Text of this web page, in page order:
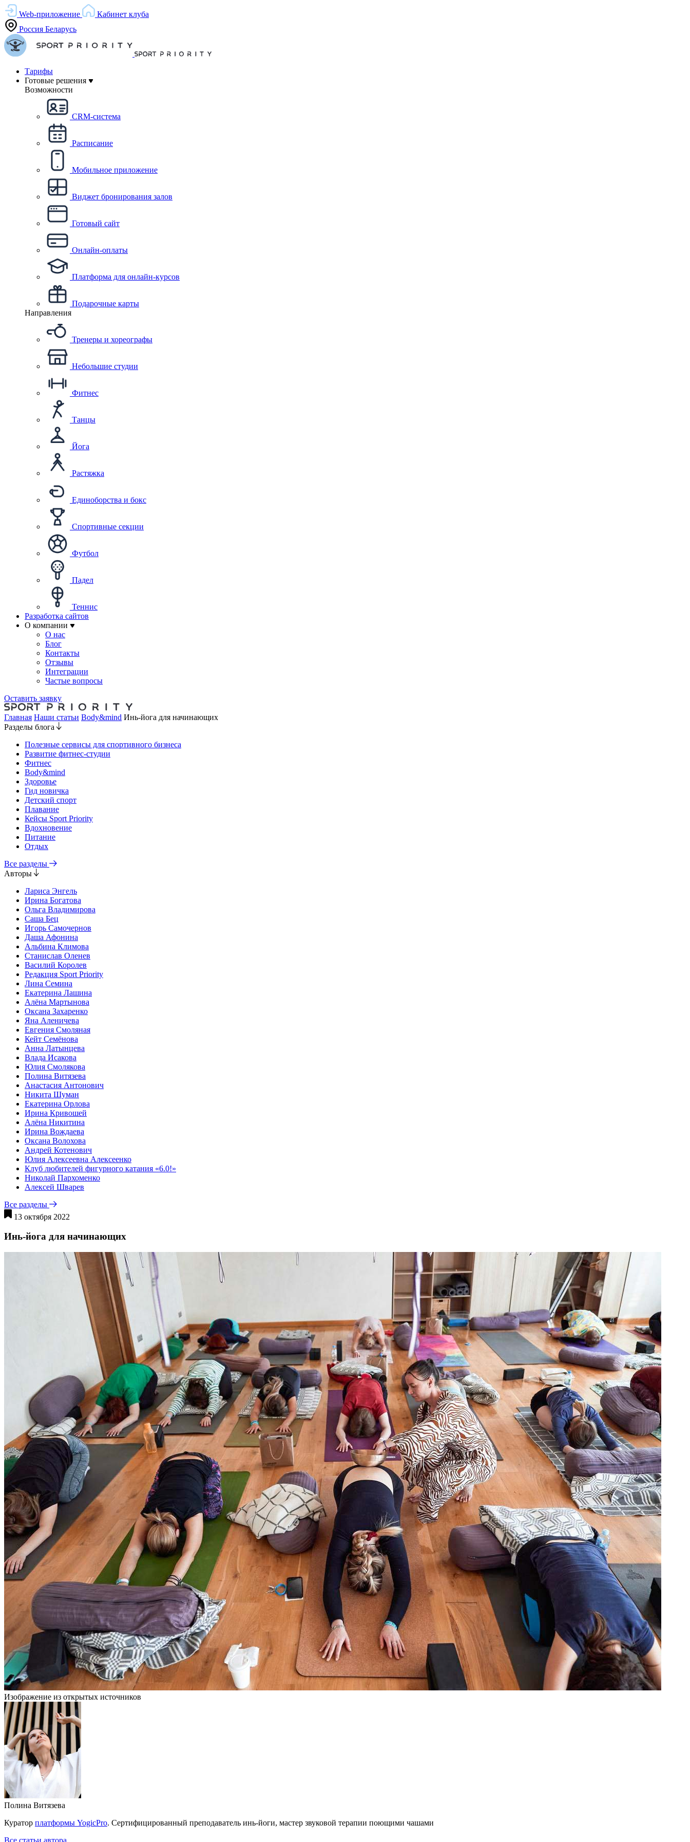
Web-приложение
Кабинет клуба
Россия Беларусь
Тарифы
Готовые решения
Возможности
CRM-система
Расписание
Мобильное приложение
Виджет бронирования залов
Готовый сайт
Онлайн-оплаты
Платформа для онлайн-курсов
Подарочные карты
Направления
Тренеры и хореографы
Небольшие студии
Фитнес
Танцы
Йога
Растяжка
Единоборства и бокс
Спортивные секции
Футбол
Падел
Теннис
Разработка сайтов
О компании
О нас
Блог
Контакты
Отзывы
Интеграции
Частые вопросы
Оставить заявку
Главная Наши статьи Body&mind Инь-йога для начинающих
Разделы блога
Полезные сервисы для спортивного бизнеса
Развитие фитнес-студии
Фитнес
Body&mind
Здоровье
Гид новичка
Детский спорт
Плавание
Кейсы Sport Priority
Вдохновение
Питание
Отдых
Все разделы
Авторы
Лариса Энгель
Ирина Богатова
Ольга Владимирова
Саша Бец
Игорь Самочернов
Даша Афонина
Альбина Климова
Станислав Оленев
Василий Королев
Редакция Sport Priority
Лина Семина
Екатерина Лашина
Алёна Мартынова
Оксана Захаренко
Яна Аленичева
Евгения Смоляная
Кейт Семёнова
Анна Латынцева
Влада Исакова
Юлия Смолякова
Полина Витязева
Анастасия Антонович
Никита Шуман
Екатерина Орлова
Ирина Кривошей
Алёна Никитина
Ирина Вождаева
Оксана Волохова
Андрей Котенович
Юлия Алексеевна Алексеенко
Клуб любителей фигурного катания «6.0!»
Николай Пархоменко
Алексей Шварев
Все разделы
13 октября 2022
Инь-йога для начинающих
Изображение из открытых источников
Полина Витязева
Куратор платформы YogicPro. Сертифицированный преподаватель инь-йоги, мастер звуковой терапии поющими чашами
Все статьи автора